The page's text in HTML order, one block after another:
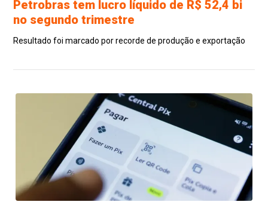
Petrobras tem lucro líquido de R$ 52,4 bi
no segundo trimestre
Resultado foi marcado por recorde de produção e exportação